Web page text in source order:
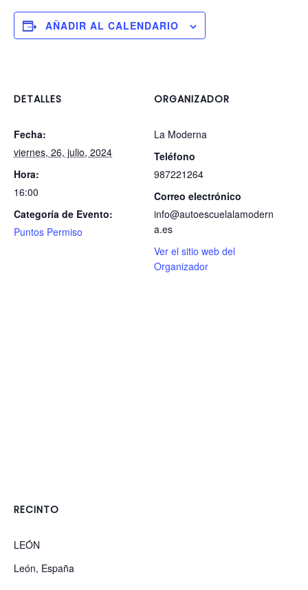
AÑADIR AL CALENDARIO
DETALLES
Fecha:
viernes, 26, julio, 2024
Hora:
16:00
Categoría de Evento:
Puntos Permiso
ORGANIZADOR
La Moderna
Teléfono
987221264
Correo electrónico
info@autoescuelalamodern
a.es
Ver el sitio web del
Organizador
RECINTO
LEÓN
León, España